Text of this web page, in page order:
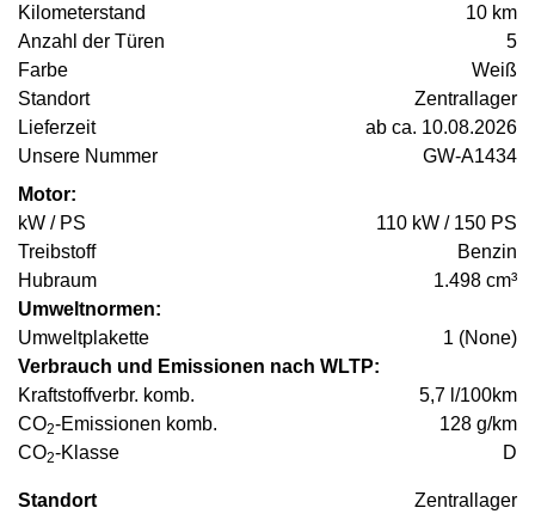
Kilometerstand
10 km
Anzahl der Türen
5
Farbe
Weiß
Standort
Zentrallager
Lieferzeit
ab ca. 10.08.2026
Unsere Nummer
GW-A1434
Motor:
kW / PS
110 kW / 150 PS
Treibstoff
Benzin
Hubraum
1.498 cm³
Umweltnormen:
Umweltplakette
1 (None)
Verbrauch und Emissionen nach WLTP:
Kraftstoffverbr. komb.
5,7 l/100km
CO2-Emissionen komb.
128 g/km
CO2-Klasse D
Standort Zentrallager